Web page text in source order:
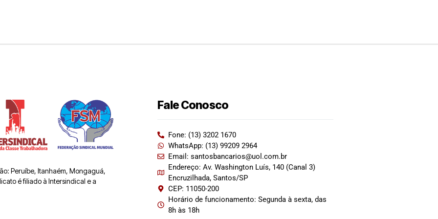
Peruíbe, Itanhaém, Mongaguá,
é filiado à Intersindical e a
Fale Conosco
Fone: (13) 3202 1670
WhatsApp: (13) 99209 2964
Email: santosbancarios@uol.com.br
Endereço: Av. Washington Luís, 140 (Canal 3)
Encruzilhada, Santos/SP
CEP: 11050-200
Horário de funcionamento: Segunda à sexta, das
8h às 18h